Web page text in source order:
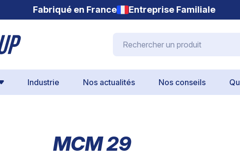
Fabriqué en France Entreprise Familiale
Industrie Nos actualités Nos conseils
MCM 29